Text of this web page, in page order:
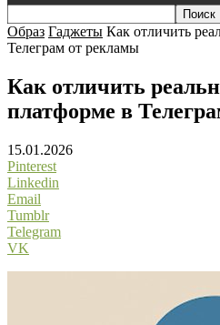
Образ Гаджеты Как отличить
Телеграм от рекламы
Как отличить
платформе в
15.01.2026
Pinterest
Linkedin
Email
Tumblr
Telegram
VK